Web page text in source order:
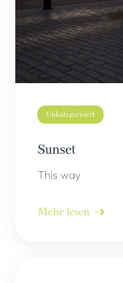
Unkategorisiert
Sunset
This way
Mehr lesen